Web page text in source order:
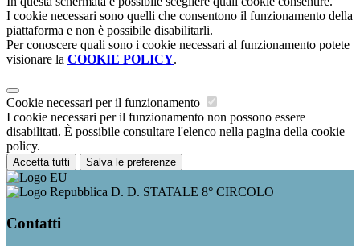
I cookie necessari sono quelli che consentono il funzionamento della
piattaforma e non è possibile disabilitarli.
Per conoscere quali sono i cookie necessari al funzionamento potete
visionare la COOKIE POLICY.
Cookie necessari per il funzionamento
I cookie necessari per il funzionamento non possono essere
disabilitati. È possibile consultare l'elenco nella pagina della cookie
policy.
Accetta tutti Salva le preferenze
D. D. STATALE 8° CIRCOLO
Contatti